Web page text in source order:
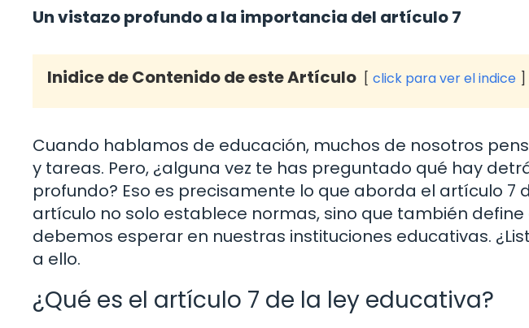
Un vistazo profundo a la importancia del artículo 7
Inidice de Contenido de este Artículo click para ver el indice
Cuando hablamos de educación, muchos de nosotros
y tareas. Pero, ¿alguna vez te has preguntado qué hay
profundo? Eso es precisamente lo que aborda el artículo 7
artículo no solo establece normas, sino que también
debemos esperar en nuestras instituciones educativas.
a ello.
¿Qué es el artículo 7 de la ley educativa?